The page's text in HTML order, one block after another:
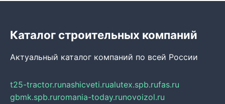
Каталог строительных компаний
Актуальный каталог компаний по всей России
t25-tractor.runashicveti.rualutex.spb.rufas.ru
gbmk.spb.ruromania-today.runovoizol.ru